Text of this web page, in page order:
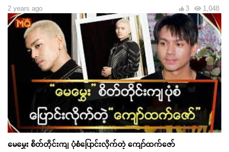
2 years ago 1,048
3
မေမွှေး စိတ်တိုင်းကျ ပုံစံပြောင်းလိုက်တဲ့ ကျော်ထက်ဇော်